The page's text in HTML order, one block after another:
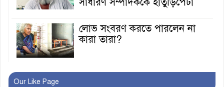
লোভ সংবরণ করতে পারলেন না
কারা তারা?
অনূর্ধ্ব-১৭ জাতীয় চ্যাম্পিয়ন মাগুরা
Our Like Page